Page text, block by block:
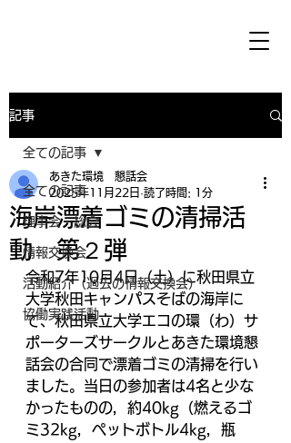
記事
全ての記事
理事会・総会
情報交換会
活動紹介（過去の情報交換会）
協働実践活動
全ての記事
海岸漂着ゴミの清掃活
動 第２弾
あきた環境 懇話会
2025年11月22日 読了時間: 1分
令和7年10月4日（土）に秋田県立
大学秋田キャンパスそばの海岸に
て、秋田県立大学エコの環（わ）サ
ポーターズサークルとあきた環境懇
話会の合同で漂着ゴミの清掃を行い
ました。当日の参加者は4名と少な
かったものの，約40kg（燃えるゴ
ミ32kg，ペットボトル4kg，瓶